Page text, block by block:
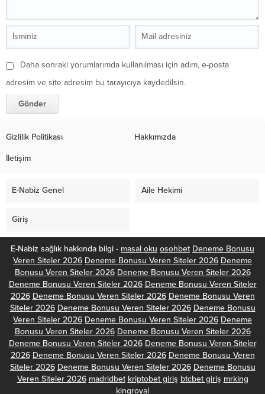
Daha sonraki yorumlarımda kullanılması için adım, e-posta
adresim ve site adresim bu tarayıcıya kaydedilsin.
Gizlilik Politikası Hakkımızda
İletişim
E-Nabiz Genel Aile Hekimi
Giriş
E-Nabiz sağlık hakkında bilgi - masal oku osohbet Deneme Bonusu
Veren Siteler 2026 Deneme Bonusu Veren Siteler 2026 Deneme
Bonusu Veren Siteler 2026 Deneme Bonusu Veren Siteler 2026
Deneme Bonusu Veren Siteler 2026 Deneme Bonusu Veren Siteler
2026 Deneme Bonusu Veren Siteler 2026 Deneme Bonusu Veren
Siteler 2026 Deneme Bonusu Veren Siteler 2026 Deneme Bonusu
Veren Siteler 2026 Deneme Bonusu Veren Siteler 2026 Deneme
Bonusu Veren Siteler 2026 Deneme Bonusu Veren Siteler 2026
Deneme Bonusu Veren Siteler 2026 Deneme Bonusu Veren Siteler
2026 Deneme Bonusu Veren Siteler 2026 Deneme Bonusu Veren
Siteler 2026 Deneme Bonusu Veren Siteler 2026 Deneme Bonusu
Veren Siteler 2026 madridbet kriptobet giriş btcbet giriş mrking
kingroyal